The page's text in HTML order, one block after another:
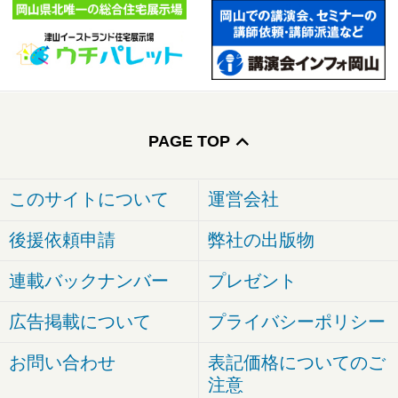
PAGE TOP
このサイトについて 運営会社
後援依頼申請 弊社の出版物
連載バックナンバー プレゼント
広告掲載について プライバシーポリシー
お問い合わせ
表記価格についてのご
注意